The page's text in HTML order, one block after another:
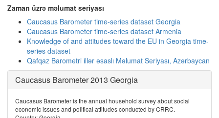
Zaman üzrə məlumat seriyası
Caucasus Barometer time-series dataset Georgia
Caucasus Barometer time-series dataset Armenia
Knowledge of and attitudes toward the EU in Georgia time-
series dataset
Qafqaz Barometri illər əsaslı Məlumat Seriyası, Azərbaycan
Caucasus Barometer 2013 Georgia
Caucasus Barometer is the annual household survey about social
economic issues and political attitudes conducted by CRRC.